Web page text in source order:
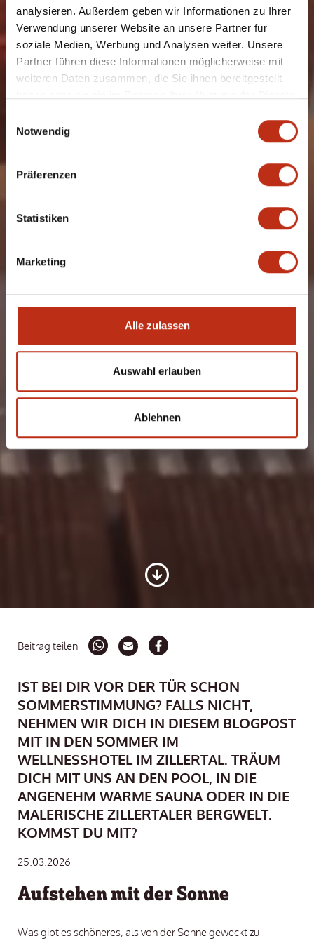
analysieren. Außerdem geben wir Informationen zu Ihrer
Verwendung unserer Website an unsere Partner für
soziale Medien, Werbung und Analysen weiter. Unsere
Partner führen diese Informationen möglicherweise mit
weiteren Daten zusammen, die Sie ihnen bereitgestellt
Notwendig
Präferenzen
Statistiken
Marketing
Alle zulassen
Auswahl erlauben
Ablehnen
Beitrag teilen
IST BEI DIR VOR DER TÜR SCHON
SOMMERSTIMMUNG? FALLS NICHT,
NEHMEN WIR DICH IN DIESEM BLOGPOST
MIT IN DEN SOMMER IM
WELLNESSHOTEL IM ZILLERTAL. TRÄUM
DICH MIT UNS AN DEN POOL, IN DIE
ANGENEHM WARME SAUNA ODER IN DIE
MALERISCHE ZILLERTALER BERGWELT.
KOMMST DU MIT?
25.03.2026
Aufstehen mit der Sonne
Was gibt es schöneres, als von der Sonne geweckt zu